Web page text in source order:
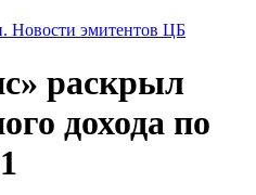
Новости эмитентов ЦБ
раскрыл
дохода по